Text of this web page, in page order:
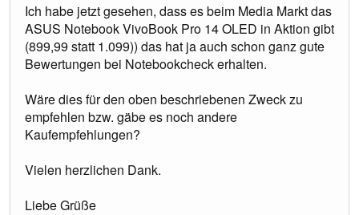
Ich habe jetzt gesehen, dass es beim Media Markt das
ASUS Notebook VivoBook Pro 14 OLED in Aktion gibt
(899,99 statt 1.099)) das hat ja auch schon ganz gute
Bewertungen bei Notebookcheck erhalten.
Wäre dies für den oben beschriebenen Zweck zu
empfehlen bzw. gäbe es noch andere
Kaufempfehlungen?
Vielen herzlichen Dank.
Liebe Grüße